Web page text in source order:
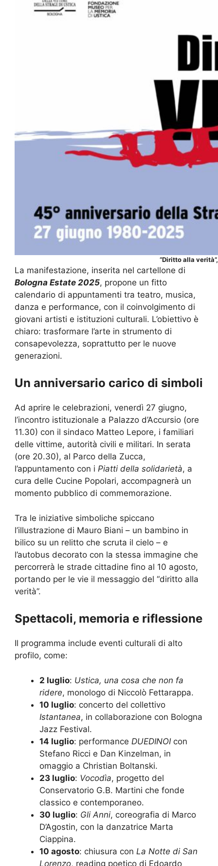
“Diritto alla
La manifestazione, inserita nel cartellone di
Bologna Estate 2025, propone un fitto
calendario di appuntamenti tra teatro, musica,
danza e performance, con il coinvolgimento di
giovani artisti e istituzioni culturali. L’obiettivo è
chiaro: trasformare l’arte in strumento di
consapevolezza, soprattutto per le nuove
generazioni.
Un anniversario carico di simboli
Ad aprire le celebrazioni, venerdì 27 giugno,
l’incontro istituzionale a Palazzo d’Accursio (ore
11.30) con il sindaco Matteo Lepore, i familiari
delle vittime, autorità civili e militari. In serata
(ore 20.30), al Parco della Zucca,
l’appuntamento con i Piatti della solidarietà, a
cura delle Cucine Popolari, accompagnerà un
momento pubblico di commemorazione.
Tra le iniziative simboliche spiccano
l’illustrazione di Mauro Biani – un bambino in
bilico su un relitto che scruta il cielo – e
l’autobus decorato con la stessa immagine che
percorrerà le strade cittadine fino al 10 agosto,
portando per le vie il messaggio del “diritto alla
verità”.
Spettacoli, memoria e riflessione
Il programma include eventi culturali di alto
profilo, come:
2 luglio: Ustica, una cosa che non fa
ridere, monologo di Niccolò Fettarappa.
10 luglio: concerto del collettivo
Istantanea, in collaborazione con Bologna
Jazz Festival.
14 luglio: performance DUEDINOIcon
Stefano Ricci e Dan Kinzelman, in
omaggio a Christian Boltanski.
23 luglio: Vocodìa, progetto del
Conservatorio G.B. Martini che fonde
classico e contemporaneo.
30 luglio: Gli Anni, coreografia di Marco
D’Agostin, con la danzatrice Marta
Ciappina.
10 agosto: chiusura con La Notte di San
Lorenzo, reading poetico di Edoardo